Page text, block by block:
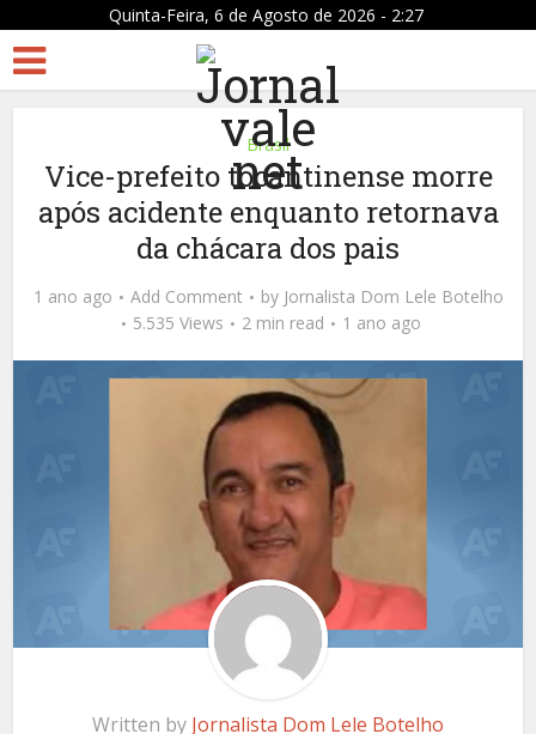
Quinta-Feira, 6 de Agosto de 2026 - 2:27
Brasil
Vice-prefeito tocantinense morre
após acidente enquanto retornava
da chácara dos pais
1 ano ago Add Comment by Jornalista Dom Lele Botelho
5.535 Views
2 min read 1 ano ago
Written by Jornalista Dom Lele Botelho